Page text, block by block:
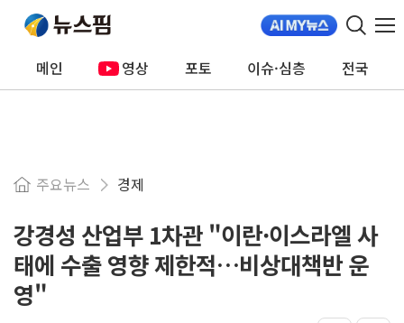
메인 영상 포토 이슈·심층 전국
주요뉴스 경제
강경성 산업부 1차관 "이란·이스라엘 사
태에 수출 영향 제한적…비상대책반 운
영"